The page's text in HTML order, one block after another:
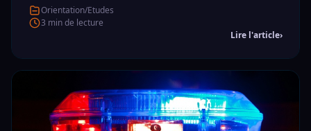
Orientation/Etudes
3 min de lecture
Lire l'article›